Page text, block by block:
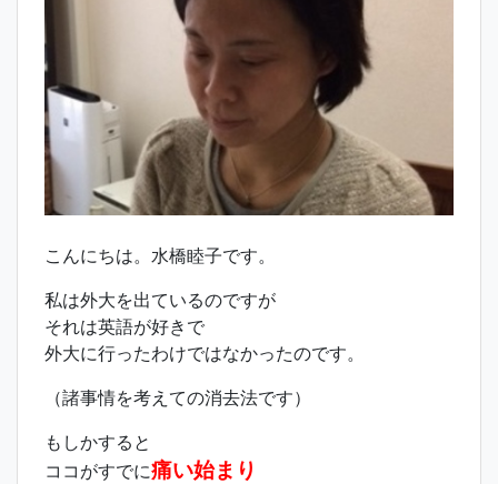
こんにちは。水橋睦子です。
私は外大を出ているのですが
それは英語が好きで
外大に行ったわけではなかったのです。
（諸事情を考えての消去法です）
もしかすると
ココがすでに痛い始まり